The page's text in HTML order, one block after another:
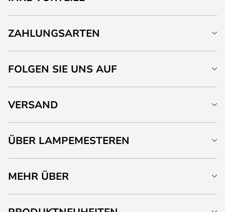
ZAHLUNGSARTEN
FOLGEN SIE UNS AUF
VERSAND
ÜBER LAMPEMESTEREN
MEHR ÜBER